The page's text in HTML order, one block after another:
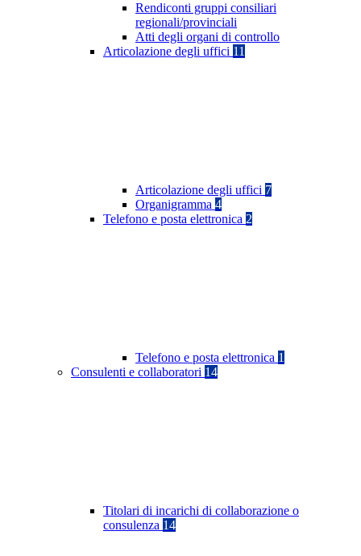
Rendiconti gruppi consiliari
regionali/provinciali
Atti degli organi di controllo
Articolazione degli uffici 11
Articolazione degli uffici 7
Organigramma 4
Telefono e posta elettronica 2
Telefono e posta elettronica 1
Consulenti e collaboratori 14
Titolari di incarichi di collaborazione o
consulenza 14